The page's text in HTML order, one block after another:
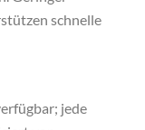
schnelle
jede